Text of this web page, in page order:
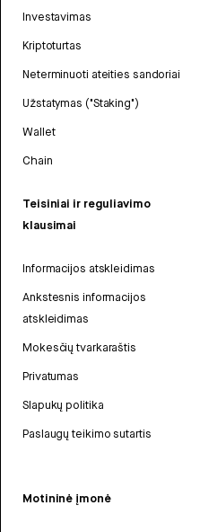
Investavimas
Kriptoturtas
Neterminuoti ateities sandoriai
Užstatymas ("Staking")
Wallet
Chain
Teisiniai ir reguliavimo
klausimai
Informacijos atskleidimas
Ankstesnis informacijos
atskleidimas
Mokesčių tvarkaraštis
Privatumas
Slapukų politika
Paslaugų teikimo sutartis
Motininė įmonė